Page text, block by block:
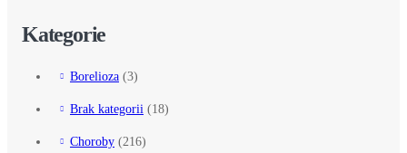
Kategorie
Borelioza (3)
Brak kategorii (18)
Choroby (216)